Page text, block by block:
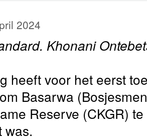
2024
Khonani
heeft voor het eerst
Basarwa
Reserve (CKGR)
was.